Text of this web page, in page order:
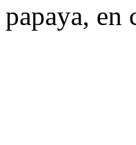
papaya, en